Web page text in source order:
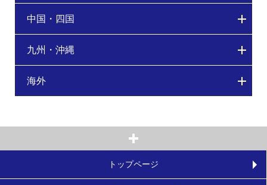
中国・四国
九州・沖縄
海外
トップページ